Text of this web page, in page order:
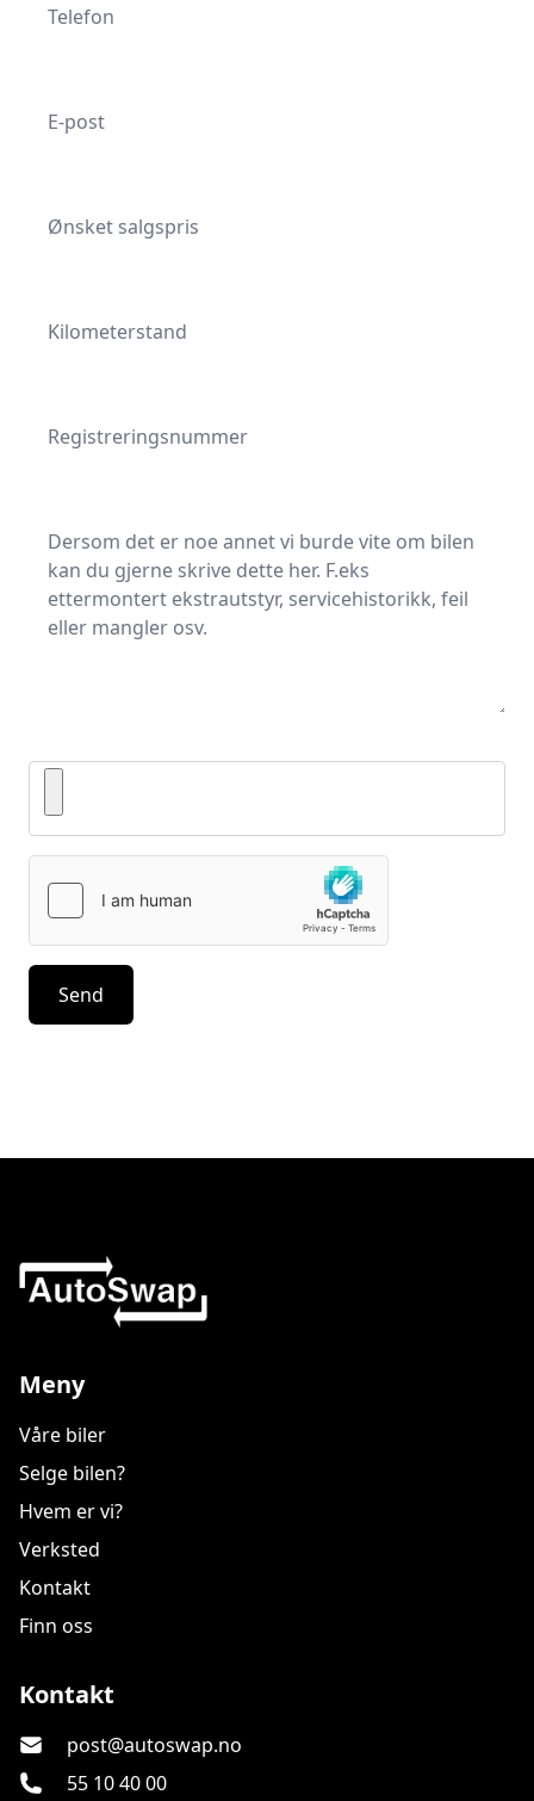
Send
Meny
Våre biler
Selge bilen?
Hvem er vi?
Verksted
Kontakt
Finn oss
Kontakt
post@autoswap.no
55 10 40 00